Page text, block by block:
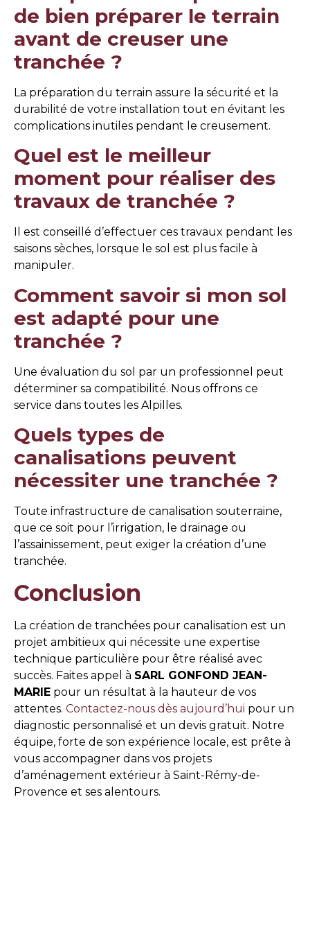
de bien préparer le terrain
avant de creuser une
tranchée ?
La préparation du terrain assure la sécurité et la
durabilité de votre installation tout en évitant les
complications inutiles pendant le creusement.
Quel est le meilleur
moment pour réaliser des
travaux de tranchée ?
Il est conseillé d’effectuer ces travaux pendant les
saisons sèches, lorsque le sol est plus facile à
manipuler.
Comment savoir si mon sol
est adapté pour une
tranchée ?
Une évaluation du sol par un professionnel peut
déterminer sa compatibilité. Nous offrons ce
service dans toutes les Alpilles.
Quels types de
canalisations peuvent
nécessiter une tranchée ?
Toute infrastructure de canalisation souterraine,
que ce soit pour l’irrigation, le drainage ou
l’assainissement, peut exiger la création d’une
tranchée.
Conclusion
La création de tranchées pour canalisation est un
projet ambitieux qui nécessite une expertise
technique particulière pour être réalisé avec
succès. Faites appel à SARL GONFOND JEAN-
MARIE pour un résultat à la hauteur de vos
attentes. Contactez-nous dès aujourd’hui pour un
diagnostic personnalisé et un devis gratuit. Notre
équipe, forte de son expérience locale, est prête à
vous accompagner dans vos projets
d’aménagement extérieur à Saint-Rémy-de-
Provence et ses alentours.